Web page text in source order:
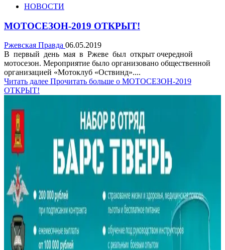
НОВОСТИ
МОТОСЕЗОН-2019 ОТКРЫТ!
Ржевская Правда 06.05.2019
В первый день мая в Ржеве был открыт очередной
мотосезон. Мероприятие было организовано общественной
организацией «Мотоклуб «Оствинд»....
Читать далее Прочитать больше о МОТОСЕЗОН-2019
ОТКРЫТ!